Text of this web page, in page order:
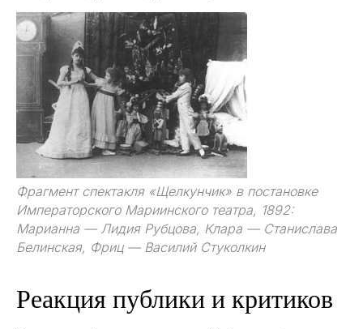
Фрагмент спектакля «Щелкунчик» в постановке
Императорского Мариинского театра, 1892:
Марианна — Лидия Рубцова, Клара — Станислава
Белинская, Фриц — Василий Стуколкин
Реакция публики и критиков